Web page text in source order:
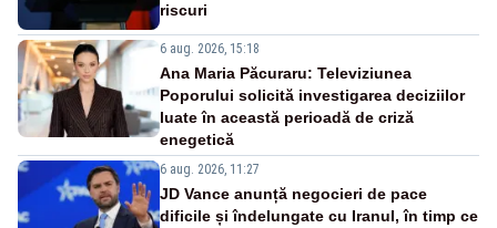
riscuri
6 aug. 2026, 15:18
Ana Maria Păcuraru: Televiziunea
Poporului solicită investigarea deciziilor
luate în această perioadă de criză
enegetică
6 aug. 2026, 11:27
JD Vance anunță negocieri de pace
dificile și îndelungate cu Iranul, în timp ce